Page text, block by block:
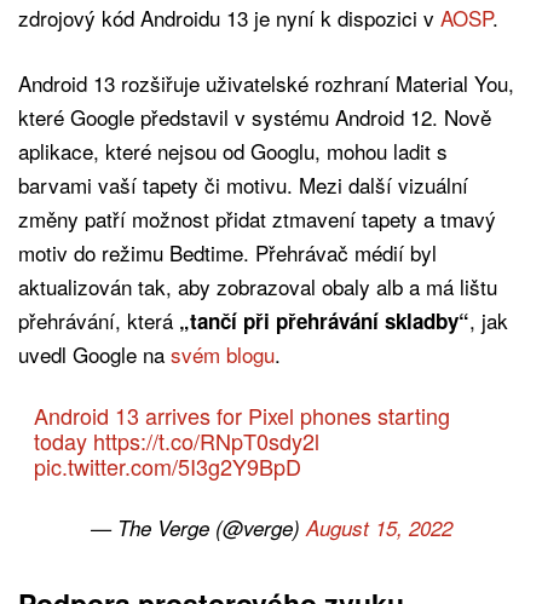
zdrojový kód Androidu 13 je nyní k dispozici v AOSP.
Android 13 rozšiřuje uživatelské rozhraní Material You,
které Google představil v systému Android 12. Nově
aplikace, které nejsou od Googlu, mohou ladit s
barvami vaší tapety či motivu. Mezi další vizuální
změny patří možnost přidat ztmavení tapety a tmavý
motiv do režimu Bedtime. Přehrávač médií byl
aktualizován tak, aby zobrazoval obaly alb a má lištu
přehrávání, která „tančí při přehrávání skladby“, jak
uvedl Google na svém blogu.
Android 13 arrives for Pixel phones starting
today https://t.co/RNpT0sdy2l
pic.twitter.com/5I3g2Y9BpD
— The Verge (@verge) August 15, 2022